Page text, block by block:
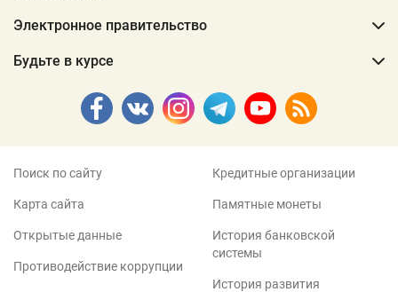
Электронное правительство
Будьте в курсе
Поиск по сайту
Карта сайта
Открытые данные
Противодействие коррупции
Кредитные организации
Памятные монеты
История банковской
системы
История развития